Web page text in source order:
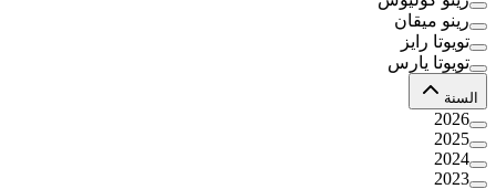
رينو ميقان
تويوتا رايز
تويوتا يارس
السنة
2026
2025
2024
2023